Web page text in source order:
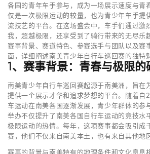
各国的青年车手参与，成为一场展示速度与青
仅是一次极限运动的较量，也为青少年车手提
流技艺的平台。在这场盛会中，车手们通过激
我，超越极限，还享受到了骑行带来的无尽乐
赛事背景、赛道特色、参赛选手与团队以及赛
面，详细阐述南美青少年自行车巡回赛的独特
1、赛事背景：青春与极限的
南美青少年自行车巡回赛起源于南美洲，旨在
提供一个展示才华和追求梦想的平台。随着自
车运动在南美各国逐渐发展，青少年群体的参
举办不仅提升了南美各国自行车运动的竞技水
极限运动的热情。每年，这项赛事都会吸引成
赛，他们不仅来自南美本土，也有来自其他地
赛事的背景与南美特有的地理条件和文化息息